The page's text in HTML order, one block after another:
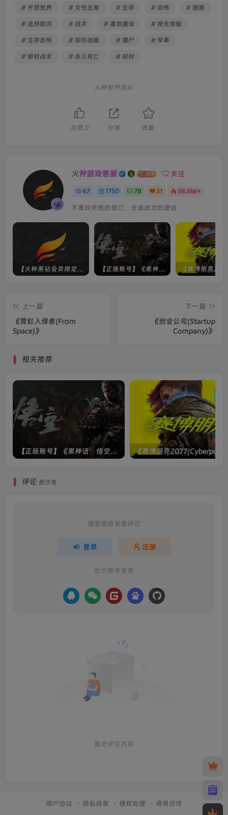
# 开放世界 # 女性主角 # 生存 # 恐怖 # 困难
# 选择取向 # 战术 # 基地建设 # 抢先体验
# 生存恐怖 # 即时战略 # 僵尸 # 军事
# 即时战术 # 永久死亡 # 即时
火种世界团队
点赞 0 分享 收藏
火种游戏客服 关注
47 1750 78 31 38.6W+
如果后悔过去，不如奋斗将来
【正版账号】《黑神话：悟空(BLACK MYTH WU KONG)》
上一篇
《霓虹入侵者(From
Space)》
下一篇
《创业公司(Startup
Company)》
相关推荐
【正版账号】《黑神话：悟空(BLACK MYTH WU KONG)》
评论 抢沙发
请登录后发表评论
登录 注册
社交账号登录
暂无评论内容
用户协议 隐私政策 侵权处理 商务合作